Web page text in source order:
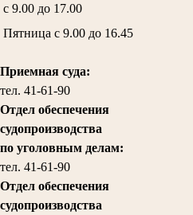
с 9.00 до 17.00
Пятница с 9.00 до 16.45
Приемная суда:
тел. 41-61-90
Отдел обеспечения
судопроизводства
по уголовным делам:
тел. 41-61-90
Отдел обеспечения
судопроизводства